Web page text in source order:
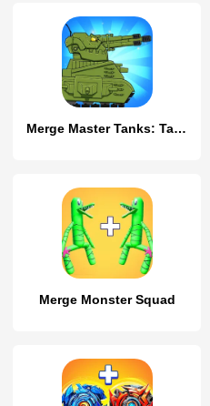
Merge Master Tanks: Tank wars
Merge Monster Squad